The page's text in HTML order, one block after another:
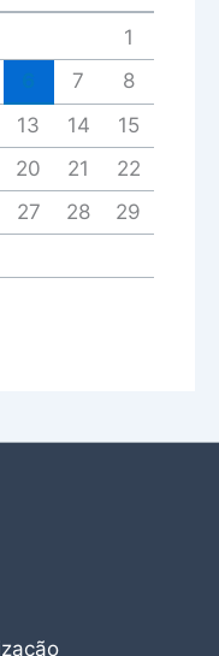
1
7
8
13 14
15
20 21
22
27 28
29